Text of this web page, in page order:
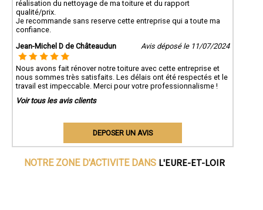
réalisation du nettoyage de ma toiture et du rapport
qualité/prix.
Je recommande sans reserve cette entreprise qui a toute ma
confiance.
Jean-Michel D de Châteaudun
Avis déposé le 11/07/2024
Nous avons fait rénover notre toiture avec cette entreprise et
nous sommes très satisfaits. Les délais ont été respectés et le
travail est impeccable. Merci pour votre professionnalisme !
Voir tous les avis clients
DEPOSER UN AVIS
NOTRE ZONE D'ACTIVITE DANS L'EURE-ET-LOIR